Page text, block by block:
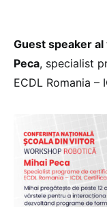
Guest speaker
Peca, specialist
ECDL Romania